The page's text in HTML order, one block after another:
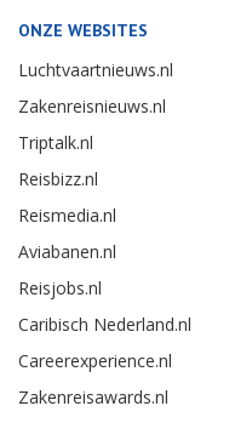
ONZE WEBSITES
Luchtvaartnieuws.nl
Zakenreisnieuws.nl
Triptalk.nl
Reisbizz.nl
Reismedia.nl
Aviabanen.nl
Reisjobs.nl
Caribisch Nederland.nl
Careerexperience.nl
Zakenreisawards.nl